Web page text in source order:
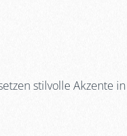
stilvolle Akzente